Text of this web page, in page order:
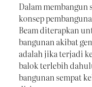
Dalam membangun
konsep
Beam diterapkan
bangunan akibat
adalah jika terjadi
balok terlebih
bangunan sempat